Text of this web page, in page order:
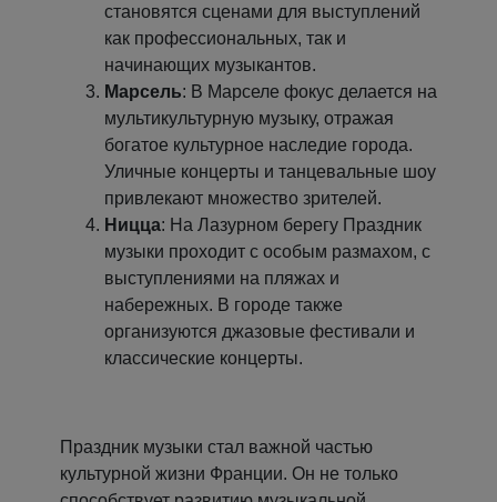
становятся сценами для выступлений
как профессиональных, так и
начинающих музыкантов.
Марсель: В Марселе фокус делается на
мультикультурную музыку, отражая
богатое культурное наследие города.
Уличные концерты и танцевальные шоу
привлекают множество зрителей.
Ницца: На Лазурном берегу Праздник
музыки проходит с особым размахом, с
выступлениями на пляжах и
набережных. В городе также
организуются джазовые фестивали и
классические концерты.
Праздник музыки стал важной частью
культурной жизни Франции. Он не только